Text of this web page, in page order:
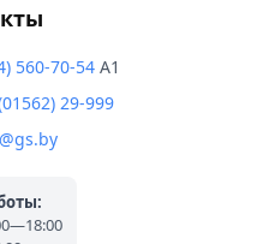
560-70-54 A1
29-999